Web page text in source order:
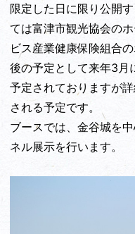
限定した日に限り公開
ては富津市観光協会の
ビス産業健康保険組合
後の予定として来年3月
予定されておりますが
される予定です。
ブースでは、金谷城を
ネル展示を行います。